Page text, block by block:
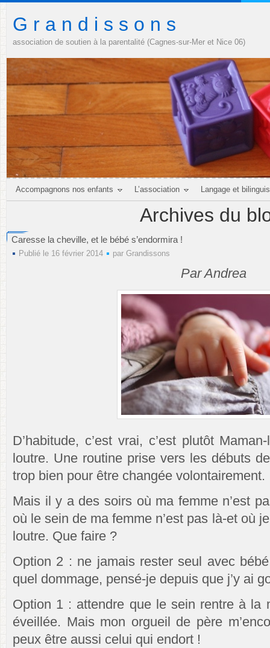
G r a n d i s s o n s
association de soutien à la parentalité (Cagnes-sur-Mer et Nice 06)
Accompagnons nos enfants L’association Langage et
Archives du
Caresse la cheville, et le bébé s’endormira !
Publié le 16 février 2014 par Grandissons
Par Andrea
D’habitude, c’est vrai, c’est plutôt
loutre. Une routine prise vers les débuts
trop bien pour être changée volontairement.
Mais il y a des soirs où ma femme n’est
où le sein de ma femme n’est pas là-et où
loutre. Que faire ?
Option 2 : ne jamais rester seul avec
quel dommage, pensé-je depuis que j’y ai
Option 1 : attendre que le sein rentre à la
éveillée. Mais mon orgueil de père
peux être aussi celui qui endort !